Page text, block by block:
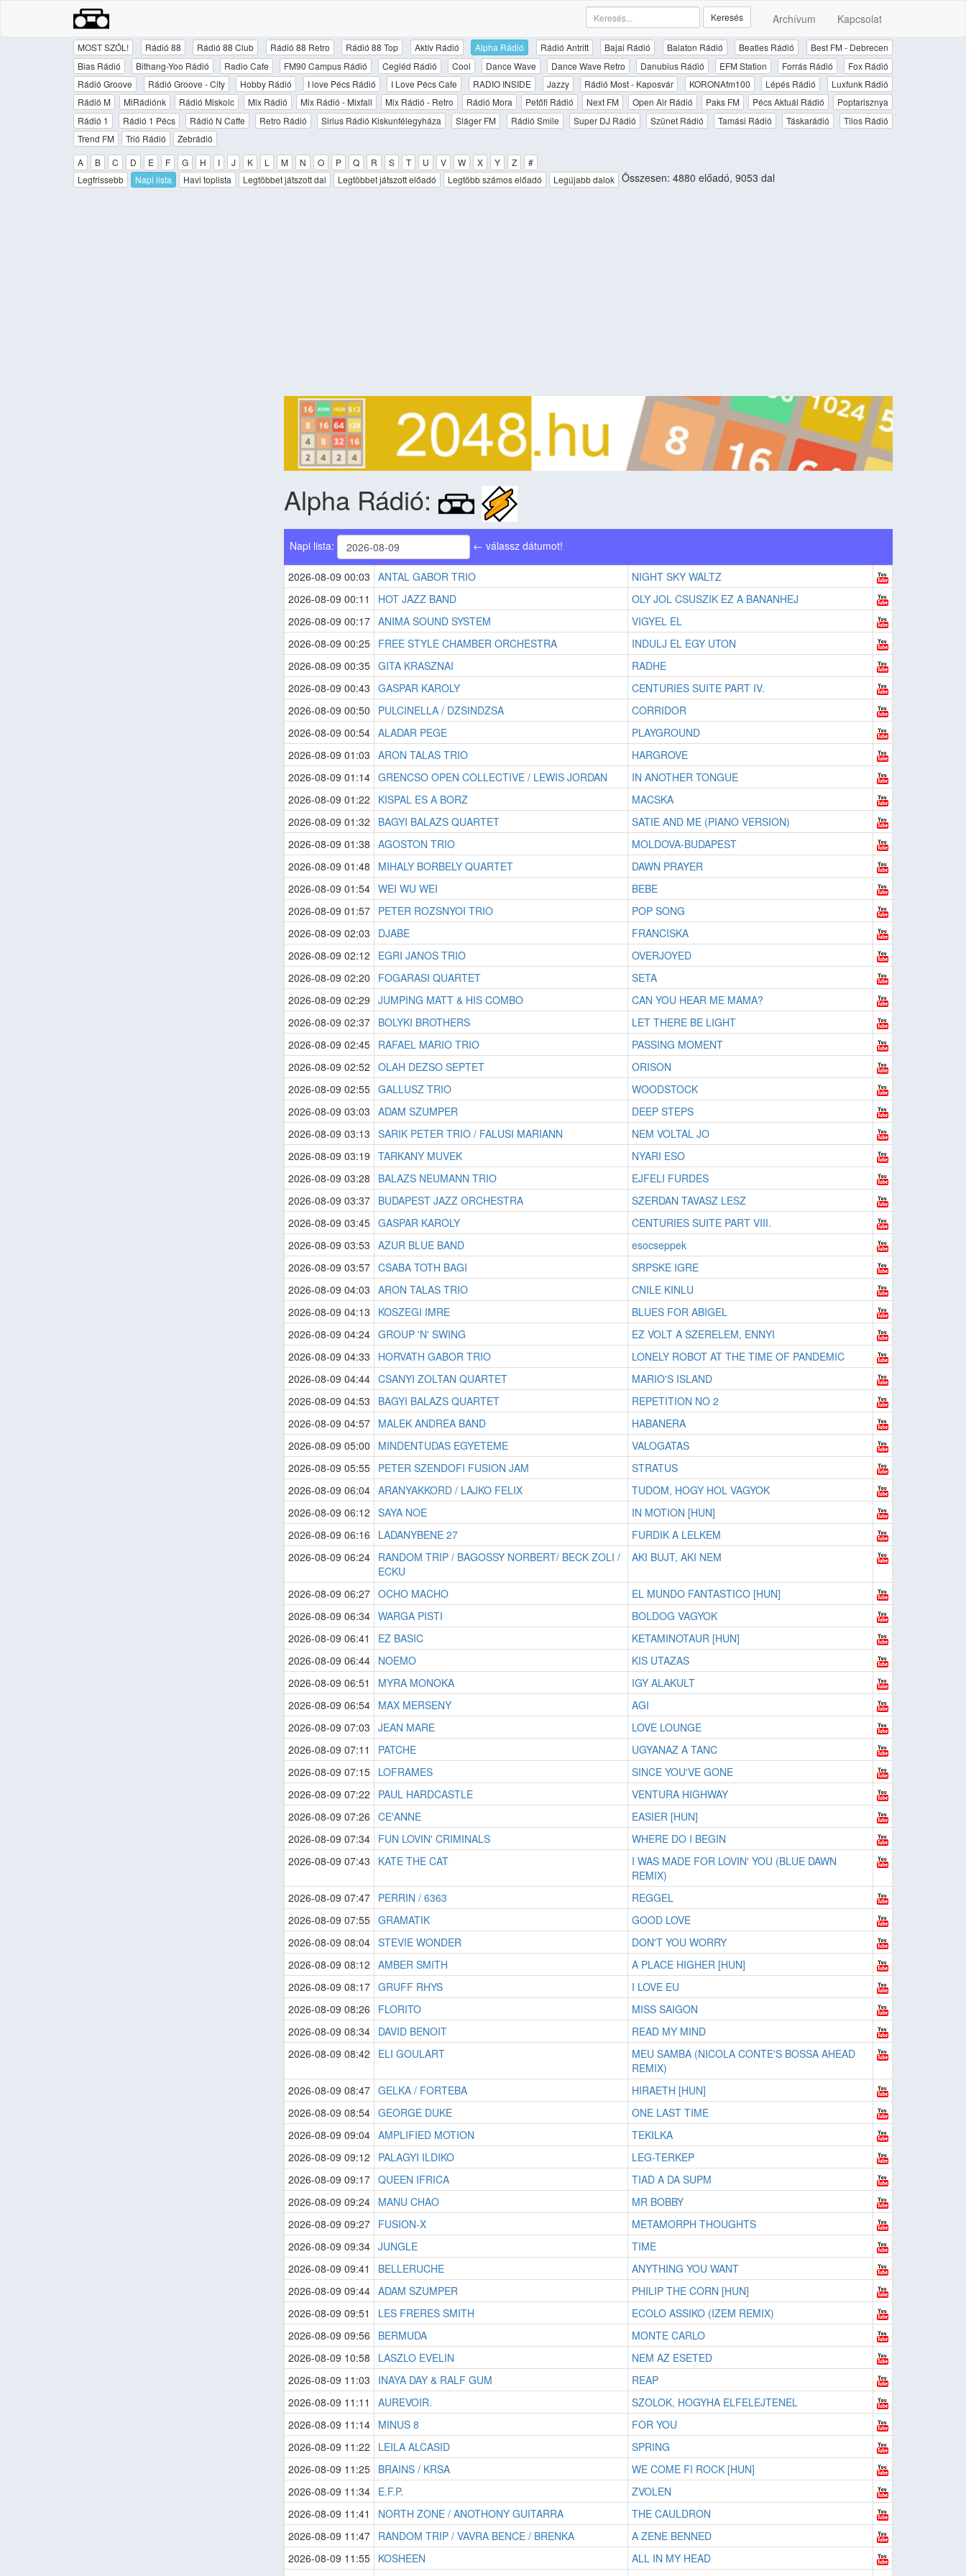
Archívum Kapcsolat
Keresés
MOST SZÓL! Rádió 88 Rádió 88 Club Rádió 88 Retro Rádió 88 Top Aktív Rádió Alpha Rádió Rádió Antritt Bajai Rádió Balaton Rádió Beatles Rádió
Best FM - Debrecen
Bias Rádió
Bithang-Yoo Rádió Radio Cafe FM90 Campus Rádió Cegléd Rádió Cool Dance Wave Dance Wave Retro Danubius Rádió EFM Station Forrás Rádió
Fox Rádió
Rádió Groove
Rádió Groove - City Hobby Rádió I love Pécs Rádió I Love Pécs Cafe RADIO INSIDE Jazzy Rádió Most - Kaposvár KORONAfm100 Lépés Rádió
Luxfunk Rádió
Rádió M
MiRádiónk Rádió Miskolc Mix Rádió Mix Rádió - Mixfall Mix Rádió - Retro Rádió Mora Petőfi Rádió Next FM Open Air Rádió Paks FM Pécs Aktuál Rádió
Poptarisznya
Rádió 1
Rádió 1 Pécs Rádió N Caffe Retro Rádió Sirius Rádió Kiskunfélegyháza Sláger FM Rádió Smile Super DJ Rádió Szünet Rádió Tamási Rádió Táskarádió
Tilos Rádió
Trend FM
Trió Rádió
Zebrádió
A
B C D E F G H I J K L M N O P Q R S T U V W X Y Z
#
Legfrissebb
Napi lista Havi toplista Legtöbbet játszott dal Legtöbbet játszott előadó Legtöbb számos előadó Legújabb dalok Összesen: 4880 előadó, 9053 dal
Alpha Rádió:
Napi lista: ← válassz dátumot!
2026-08-09 00:03 ANTAL GABOR TRIO
NIGHT SKY WALTZ
2026-08-09 00:11
HOT JAZZ BAND
OLY JOL CSUSZIK EZ A BANANHEJ
2026-08-09 00:17 ANIMA SOUND SYSTEM
VIGYEL EL
2026-08-09 00:25
FREE STYLE CHAMBER ORCHESTRA
INDULJ EL EGY UTON
2026-08-09 00:35 GITA KRASZNAI
RADHE
2026-08-09 00:43 GASPAR KAROLY
CENTURIES SUITE PART IV.
2026-08-09 00:50
PULCINELLA / DZSINDZSA
CORRIDOR
2026-08-09 00:54 ALADAR PEGE
PLAYGROUND
2026-08-09 01:03 ARON TALAS TRIO
HARGROVE
2026-08-09 01:14 GRENCSO OPEN COLLECTIVE / LEWIS JORDAN
IN ANOTHER TONGUE
2026-08-09 01:22
KISPAL ES A BORZ
MACSKA
2026-08-09 01:32
BAGYI BALAZS QUARTET
SATIE AND ME (PIANO VERSION)
2026-08-09 01:38 AGOSTON TRIO
MOLDOVA-BUDAPEST
2026-08-09 01:48
MIHALY BORBELY QUARTET
DAWN PRAYER
2026-08-09 01:54 WEI WU WEI
BEBE
2026-08-09 01:57
PETER ROZSNYOI TRIO
POP SONG
2026-08-09 02:03
DJABE
FRANCISKA
2026-08-09 02:12
EGRI JANOS TRIO
OVERJOYED
2026-08-09 02:20
FOGARASI QUARTET
SETA
2026-08-09 02:29 JUMPING MATT & HIS COMBO
CAN YOU HEAR ME MAMA?
2026-08-09 02:37
BOLYKI BROTHERS
LET THERE BE LIGHT
2026-08-09 02:45
RAFAEL MARIO TRIO
PASSING MOMENT
2026-08-09 02:52 OLAH DEZSO SEPTET
ORISON
2026-08-09 02:55 GALLUSZ TRIO
WOODSTOCK
2026-08-09 03:03 ADAM SZUMPER
DEEP STEPS
2026-08-09 03:13 SARIK PETER TRIO / FALUSI MARIANN
NEM VOLTAL JO
2026-08-09 03:19 TARKANY MUVEK
NYARI ESO
2026-08-09 03:28
BALAZS NEUMANN TRIO
EJFELI FURDES
2026-08-09 03:37
BUDAPEST JAZZ ORCHESTRA
SZERDAN TAVASZ LESZ
2026-08-09 03:45 GASPAR KAROLY
CENTURIES SUITE PART VIII.
2026-08-09 03:53 AZUR BLUE BAND
esocseppek
2026-08-09 03:57 CSABA TOTH BAGI
SRPSKE IGRE
2026-08-09 04:03 ARON TALAS TRIO
CNILE KINLU
2026-08-09 04:13
KOSZEGI IMRE
BLUES FOR ABIGEL
2026-08-09 04:24 GROUP 'N' SWING
EZ VOLT A SZERELEM, ENNYI
2026-08-09 04:33
HORVATH GABOR TRIO
LONELY ROBOT AT THE TIME OF PANDEMIC
2026-08-09 04:44 CSANYI ZOLTAN QUARTET
MARIO'S ISLAND
2026-08-09 04:53
BAGYI BALAZS QUARTET
REPETITION NO 2
2026-08-09 04:57
MALEK ANDREA BAND
HABANERA
2026-08-09 05:00
MINDENTUDAS EGYETEME
VALOGATAS
2026-08-09 05:55
PETER SZENDOFI FUSION JAM
STRATUS
2026-08-09 06:04 ARANYAKKORD / LAJKO FELIX
TUDOM, HOGY HOL VAGYOK
2026-08-09 06:12 SAYA NOE
IN MOTION [HUN]
2026-08-09 06:16
LADANYBENE 27
FURDIK A LELKEM
2026-08-09 06:24
RANDOM TRIP / BAGOSSY NORBERT/ BECK ZOLI /
ECKU
AKI BUJT, AKI NEM
2026-08-09 06:27 OCHO MACHO
EL MUNDO FANTASTICO [HUN]
2026-08-09 06:34 WARGA PISTI
BOLDOG VAGYOK
2026-08-09 06:41
EZ BASIC
KETAMINOTAUR [HUN]
2026-08-09 06:44
NOEMO
KIS UTAZAS
2026-08-09 06:51
MYRA MONOKA
IGY ALAKULT
2026-08-09 06:54
MAX MERSENY
AGI
2026-08-09 07:03 JEAN MARE
LOVE LOUNGE
2026-08-09 07:11
PATCHE
UGYANAZ A TANC
2026-08-09 07:15
LOFRAMES
SINCE YOU'VE GONE
2026-08-09 07:22
PAUL HARDCASTLE
VENTURA HIGHWAY
2026-08-09 07:26 CE'ANNE
EASIER [HUN]
2026-08-09 07:34
FUN LOVIN' CRIMINALS
WHERE DO I BEGIN
2026-08-09 07:43
KATE THE CAT
I WAS MADE FOR LOVIN' YOU (BLUE DAWN
REMIX)
2026-08-09 07:47
PERRIN / 6363
REGGEL
2026-08-09 07:55 GRAMATIK
GOOD LOVE
2026-08-09 08:04 STEVIE WONDER
DON'T YOU WORRY
2026-08-09 08:12 AMBER SMITH
A PLACE HIGHER [HUN]
2026-08-09 08:17 GRUFF RHYS
I LOVE EU
2026-08-09 08:26
FLORITO
MISS SAIGON
2026-08-09 08:34
DAVID BENOIT
READ MY MIND
2026-08-09 08:42
ELI GOULART
MEU SAMBA (NICOLA CONTE'S BOSSA AHEAD
REMIX)
2026-08-09 08:47 GELKA / FORTEBA
HIRAETH [HUN]
2026-08-09 08:54 GEORGE DUKE
ONE LAST TIME
2026-08-09 09:04 AMPLIFIED MOTION
TEKILKA
2026-08-09 09:12
PALAGYI ILDIKO
LEG-TERKEP
2026-08-09 09:17 QUEEN IFRICA
TIAD A DA SUPM
2026-08-09 09:24
MANU CHAO
MR BOBBY
2026-08-09 09:27
FUSION-X
METAMORPH THOUGHTS
2026-08-09 09:34 JUNGLE
TIME
2026-08-09 09:41
BELLERUCHE
ANYTHING YOU WANT
2026-08-09 09:44 ADAM SZUMPER
PHILIP THE CORN [HUN]
2026-08-09 09:51
LES FRERES SMITH
ECOLO ASSIKO (IZEM REMIX)
2026-08-09 09:56
BERMUDA
MONTE CARLO
2026-08-09 10:58
LASZLO EVELIN
NEM AZ ESETED
2026-08-09 11:03
INAYA DAY & RALF GUM
REAP
2026-08-09 11:11
AUREVOIR.
SZOLOK, HOGYHA ELFELEJTENEL
2026-08-09 11:14
MINUS 8
FOR YOU
2026-08-09 11:22
LEILA ALCASID
SPRING
2026-08-09 11:25
BRAINS / KRSA
WE COME FI ROCK [HUN]
2026-08-09 11:34
E.F.P.
ZVOLEN
2026-08-09 11:41
NORTH ZONE / ANOTHONY GUITARRA
THE CAULDRON
2026-08-09 11:47
RANDOM TRIP / VAVRA BENCE / BRENKA
A ZENE BENNED
2026-08-09 11:55
KOSHEEN
ALL IN MY HEAD